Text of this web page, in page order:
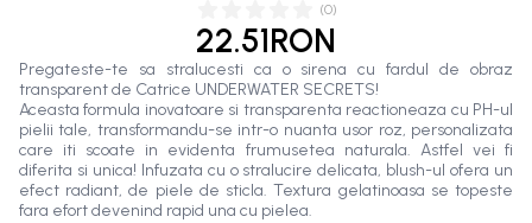
(0)
22.51RON
Pregateste-te sa stralucesti ca o sirena cu fardul de obraz
transparent de Catrice UNDERWATER SECRETS!
Aceasta formula inovatoare si transparenta reactioneaza cu PH-ul
pielii tale, transformandu-se intr-o nuanta usor roz, personalizata
care iti scoate in evidenta frumusetea naturala. Astfel vei fi
diferita si unica! Infuzata cu o stralucire delicata, blush-ul ofera un
efect radiant, de piele de sticla. Textura gelatinoasa se topeste
fara efort devenind rapid una cu pielea.